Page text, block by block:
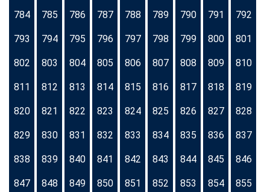
784 785 786 787 788 789 790 791 792
793 794 795 796 797 798 799 800 801
802 803 804 805 806 807 808 809 810
811 812 813 814 815 816 817 818 819
820 821 822 823 824 825 826 827 828
829 830 831 832 833 834 835 836 837
838 839 840 841 842 843 844 845 846
847 848 849 850 851 852 853 854 855